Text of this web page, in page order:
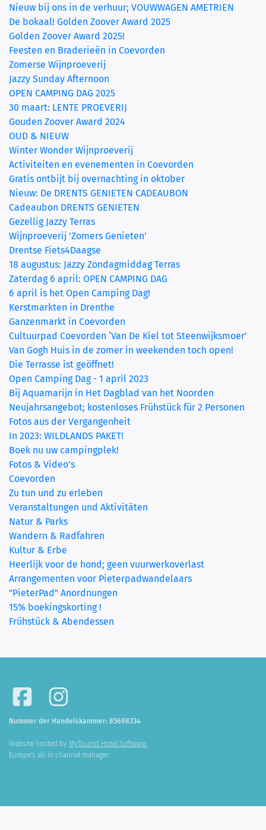
Nieuw bij ons in de verhuur; VOUWWAGEN AMETRIEN
De bokaal! Golden Zoover Award 2025
Golden Zoover Award 2025!
Feesten en Braderieën in Coevorden
Zomerse Wijnproeverij
Jazzy Sunday Afternoon
OPEN CAMPING DAG 2025
30 maart: LENTE PROEVERIJ
Gouden Zoover Award 2024
OUD & NIEUW
Winter Wonder Wijnproeverij
Activiteiten en evenementen in Coevorden
Gratis ontbijt bij overnachting in oktober
Nieuw: De DRENTS GENIETEN CADEAUBON
Cadeaubon DRENTS GENIETEN
Gezellig Jazzy Terras
Wijnproeverij 'Zomers Genieten'
Drentse Fiets4Daagse
18 augustus: Jazzy Zondagmiddag Terras
Zaterdag 6 april: OPEN CAMPING DAG
6 april is het Open Camping Dag!
Kerstmarkten in Drenthe
Ganzenmarkt in Coevorden
Cultuurpad Coevorden ‘Van De Kiel tot Steenwijksmoer’
Van Gogh Huis in de zomer in weekenden toch open!
Die Terrasse ist geöffnet!
Open Camping Dag - 1 april 2023
Bij Aquamarijn in Het Dagblad van het Noorden
Neujahrsangebot; kostenloses Frühstück für 2 Personen
Fotos aus der Vergangenheit
In 2023: WILDLANDS PAKET!
Boek nu uw campingplek!
Fotos & Video's
Coevorden
Zu tun und zu erleben
Veranstaltungen und Aktivitäten
Natur & Parks
Wandern & Radfahren
Kultur & Erbe
Heerlijk voor de hond; geen vuurwerkoverlast
Arrangementen voor Pieterpadwandelaars
"PieterPad" Anordnungen
15% boekingskorting !
Frühstück & Abendessen
Nummer der Handelskammer: 85698334
Website hosted by MyTourist Hotel Software.
Europe's all-in channel manager.